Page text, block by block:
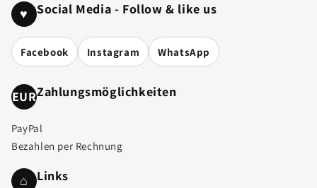
♥ Social Media - Follow & like us
Facebook Instagram WhatsApp
EURZahlungsmöglichkeiten
PayPal
Bezahlen per Rechnung
⌂ Links